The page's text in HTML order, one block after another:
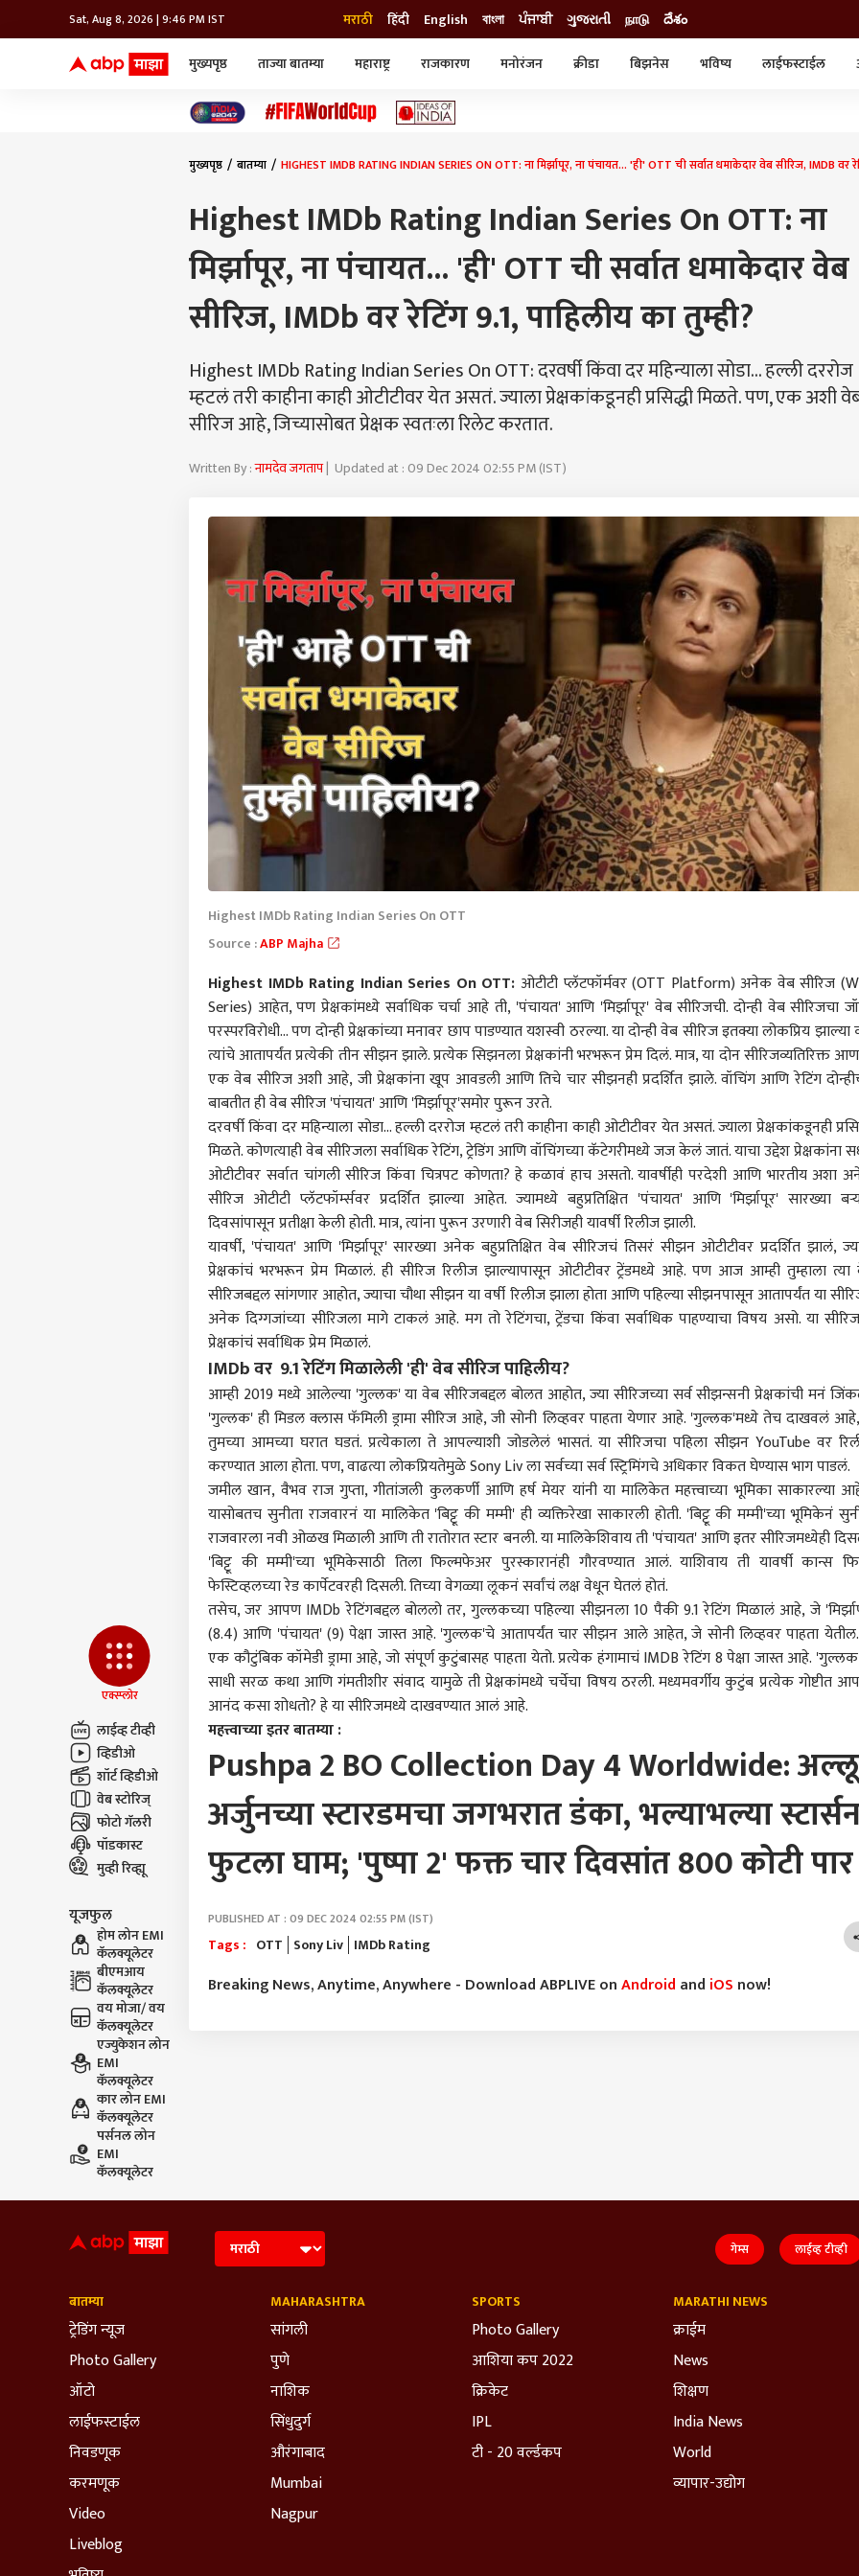
Sat, Aug 8, 2026 | 9:46 PM IST मराठी हिंदी English বাংলা ਪੰਜਾਬੀ ગુજરાતી நாடு దేశం
मुख्यपृष्ठ ताज्या बातम्या महाराष्ट्र राजकारण मनोरंजन क्रीडा बिझनेस भविष्य लाईफस्टाईल
एक्स्प्लोर
लाईव्ह टीव्ही
व्हिडीओ
शॉर्ट व्हिडीओ
वेब स्टोरिज्
फोटो गॅलरी
पॉडकास्ट
मुव्ही रिव्ह्यू
यूजफुल
होम लोन EMI
कॅलक्यूलेटर
बीएमआय
कॅलक्यूलेटर
वय मोजा/ वय
कॅलक्यूलेटर
एज्युकेशन लोन
EMI
कॅलक्यूलेटर
कार लोन EMI
कॅलक्यूलेटर
पर्सनल लोन
EMI
कॅलक्यूलेटर
मुख्यपृष्ठ बातम्या HIGHEST IMDB RATING INDIAN SERIES ON OTT: ना मिर्झापूर, ना पंचायत... 'ही' OTT ची सर्वात धमाकेदार वेब सीरिज, IMDB वर
Highest IMDb Rating Indian Series On OTT: ना
मिर्झापूर, ना पंचायत... 'ही' OTT ची सर्वात धमाकेदार वेब
सीरिज, IMDb वर रेटिंग 9.1, पाहिलीय का तुम्ही?
Highest IMDb Rating Indian Series On OTT: दरवर्षी किंवा दर महिन्याला सोडा... हल्ली दररोज
म्हटलं तरी काहीना काही ओटीटीवर येत असतं. ज्याला प्रेक्षकांकडूनही प्रसिद्धी मिळते. पण, एक अशी
सीरिज आहे, जिच्यासोबत प्रेक्षक स्वतःला रिलेट करतात.
Written By :नामदेव जगताप| Updated at : 09 Dec 2024 02:55 PM (IST)
Highest IMDb Rating Indian Series On OTT
Source :ABP Majha
Highest IMDb Rating Indian Series On OTT: ओटीटी प्लॅटफॉर्मवर (OTT Platform) अनेक वेब सीरिज
Series) आहेत, पण प्रेक्षकांमध्ये सर्वाधिक चर्चा आहे ती, 'पंचायत' आणि 'मिर्झापूर' वेब सीरिजची. दोन्ही वेब सीरिजचा
परस्परविरोधी... पण दोन्ही प्रेक्षकांच्या मनावर छाप पाडण्यात यशस्वी ठरल्या. या दोन्ही वेब सीरिज इतक्या लोकप्रिय झाल्या
त्यांचे आतापर्यंत प्रत्येकी तीन सीझन झाले. प्रत्येक सिझनला प्रेक्षकांनी भरभरून प्रेम दिलं. मात्र, या दोन सीरिजव्यतिरिक्त
एक वेब सीरिज अशी आहे, जी प्रेक्षकांना खूप आवडली आणि तिचे चार सीझनही प्रदर्शित झाले. वॉचिंग आणि रेटिंग
बाबतीत ही वेब सीरिज 'पंचायत' आणि 'मिर्झापूर'समोर पुरून उरते.
दरवर्षी किंवा दर महिन्याला सोडा... हल्ली दररोज म्हटलं तरी काहीना काही ओटीटीवर येत असतं. ज्याला प्रेक्षकांकडूनही
मिळते. कोणत्याही वेब सीरिजला सर्वाधिक रेटिंग, ट्रेडिंग आणि वॉचिंगच्या कॅटेगरीमध्ये जज केलं जातं. याचा उद्देश प्रेक्षकांना
ओटीटीवर सर्वात चांगली सीरिज किंवा चित्रपट कोणता? हे कळावं हाच असतो. यावर्षीही परदेशी आणि भारतीय अशा
सीरिज ओटीटी प्लॅटफॉर्म्सवर प्रदर्शित झाल्या आहेत. ज्यामध्ये बहुप्रतिक्षित 'पंचायत' आणि 'मिर्झापूर' सारख्या
दिवसांपासून प्रतीक्षा केली होती. मात्र, त्यांना पुरून उरणारी वेब सिरीजही यावर्षी रिलीज झाली.
यावर्षी, 'पंचायत' आणि 'मिर्झापूर' सारख्या अनेक बहुप्रतिक्षित वेब सीरिजचं तिसरं सीझन ओटीटीवर प्रदर्शित झालं,
प्रेक्षकांचं भरभरून प्रेम मिळालं. ही सीरिज रिलीज झाल्यापासून ओटीटीवर ट्रेंडमध्ये आहे. पण आज आम्ही तुम्हाला
सीरिजबद्दल सांगणार आहोत, ज्याचा चौथा सीझन या वर्षी रिलीज झाला होता आणि पहिल्या सीझनपासून आतापर्यंत या
अनेक दिग्गजांच्या सीरिजला मागे टाकलं आहे. मग तो रेटिंगचा, ट्रेंडचा किंवा सर्वाधिक पाहण्याचा विषय असो. या
प्रेक्षकांचं सर्वाधिक प्रेम मिळालं.
IMDb वर 9.1 रेटिंग मिळालेली 'ही' वेब सीरिज पाहिलीय?
आम्ही 2019 मध्ये आलेल्या 'गुल्लक' या वेब सीरिजबद्दल बोलत आहोत, ज्या सीरिजच्या सर्व सीझन्सनी प्रेक्षकांची मनं
'गुल्लक' ही मिडल क्लास फॅमिली ड्रामा सीरिज आहे, जी सोनी लिव्हवर पाहता येणार आहे. 'गुल्लक'मध्ये तेच दाखवलं
तुमच्या आमच्या घरात घडतं. प्रत्येकाला ते आपल्याशी जोडलेलं भासतं. या सीरिजचा पहिला सीझन YouTube वर
करण्यात आला होता. पण, वाढत्या लोकप्रियतेमुळे Sony Liv ला सर्वच्या सर्व स्ट्रिमिंगचे अधिकार विकत घेण्यास भाग पाडलं.
जमील खान, वैभव राज गुप्ता, गीतांजली कुलकर्णी आणि हर्ष मेयर यांनी या मालिकेत महत्त्वाच्या भूमिका साकारल्या
यासोबतच सुनीता राजवारनं या मालिकेत 'बिट्टू की मम्मी' ही व्यक्तिरेखा साकारली होती. 'बिट्टू की मम्मी'च्या भूमिकेनं
राजवारला नवी ओळख मिळाली आणि ती रातोरात स्टार बनली. या मालिकेशिवाय ती 'पंचायत' आणि इतर सीरिजमध्येही
'बिट्टू की मम्मी'च्या भूमिकेसाठी तिला फिल्मफेअर पुरस्कारानंही गौरवण्यात आलं. याशिवाय ती यावर्षी कान्स
फेस्टिव्हलच्या रेड कार्पेटवरही दिसली. तिच्या वेगळ्या लूकनं सर्वांचं लक्ष वेधून घेतलं होतं.
तसेच, जर आपण IMDb रेटिंगबद्दल बोललो तर, गुल्लकच्या पहिल्या सीझनला 10 पैकी 9.1 रेटिंग मिळालं आहे, जे
(8.4) आणि 'पंचायत' (9) पेक्षा जास्त आहे. 'गुल्लक'चे आतापर्यंत चार सीझन आले आहेत, जे सोनी लिव्हवर पाहता येतील.
एक कौटुंबिक कॉमेडी ड्रामा आहे, जो संपूर्ण कुटुंबासह पाहता येतो. प्रत्येक हंगामाचं IMDB रेटिंग 8 पेक्षा जास्त आहे.
साधी सरळ कथा आणि गंमतीशीर संवाद यामुळे ती प्रेक्षकांमध्ये चर्चेचा विषय ठरली. मध्यमवर्गीय कुटुंब प्रत्येक गोष्टीत
आनंद कसा शोधतो? हे या सीरिजमध्ये दाखवण्यात आलं आहे.
महत्त्वाच्या इतर बातम्या :
Pushpa 2 BO Collection Day 4 Worldwide: अल्लू
अर्जुनच्या स्टारडमचा जगभरात डंका, भल्याभल्या
फुटला घाम; 'पुष्पा 2' फक्त चार दिवसांत 800 कोटी पार
PUBLISHED AT : 09 DEC 2024 02:55 PM (IST)
Tags : OTT Sony Liv IMDb Rating
Breaking News, Anytime, Anywhere - Download ABPLIVE onAndroid and iOS now!
हॅलो गेस्ट
आमच्यासोबत जाहिरात करा
प्रायव्हसी पॉलिसी
संपर्क साधा
करिअर
फीडबॅक
आमच्याबद्दल
LOGIN
पर्सनल कॉर्नर
टॉप आर्टिकल टॉप रील्स
व्यापार-उद्योग
ईपीएफओकडून पीएफच्या 8
नियमांमध्ये बदल, नोकरी
सोडल्यानंतर पीएफ
खात्यातील पूर्ण रक्कम कधी
काढता येणार?
डॉक्टरांना मारहाण करणाऱ्या
नगरसेवक रमेश म्हात्रेंची
सुटका, पण तुरुंगातून बाहेर
येताच थेट गोव्याला रवाना
क्राईम
व्यापाऱ्याचं कुटुंब संपवण्याचा
प्लॅन, घरातील नोकरानेच कट
रचला, पण चांगलाच फसला;
इमारतीतील सुरक्षा रक्षकाची
हत्येत चौघांना अटक
भारत
रद्द
बीड
मनोज जरांगेंनंतर आता नरेंद्र
पाटीलही आक्रमक; मराठा
युवकांच्या जात
प्रमाणपत्रावरुन अधिकाऱ्यांवर
संताप
राजकारण
हॉटेलमधील वेटरने बिअर आणू
का म्हणताच तुकाराम मुंढे
संतापले; FDA आयुक्तांनी
सांगितला भन्नाट किस्सा
सांगली
अखेर 3 तासानंतर सांगलीचा
धर्मेंद्र खाली उतरला; माझ्या
मोबाईल टॉवरवर चढला
प्रेमवीर
भारत
गेम्स लाईव्ह टीव्ही
बातम्या
ट्रेडिंग न्यूज
Photo Gallery
ऑटो
लाईफस्टाईल
निवडणूक
करमणूक
Video
Liveblog
MAHARASHTRA
सांगली
पुणे
नाशिक
सिंधुदुर्ग
औरंगाबाद
Mumbai
Nagpur
SPORTS
Photo Gallery
आशिया कप 2022
क्रिकेट
IPL
टी - 20 वर्ल्डकप
MARATHI NEWS
क्राईम
News
शिक्षण
India News
World
व्यापार-उद्योग